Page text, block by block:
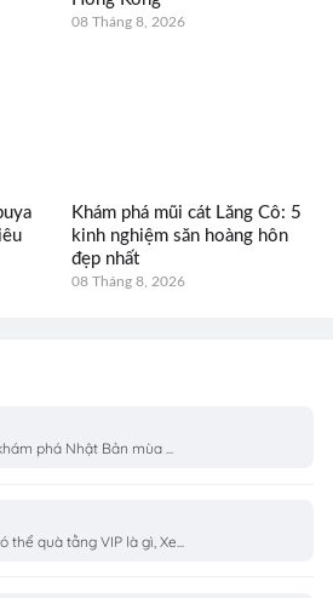
08 Tháng 8, 2026
Khám phá mũi cát Lăng Cô: 5
kinh nghiệm săn hoàng hôn
đẹp nhất
08 Tháng 8, 2026
phá Nhật Bản mùa ...
thể quà tằng VIP là gì, Xe...